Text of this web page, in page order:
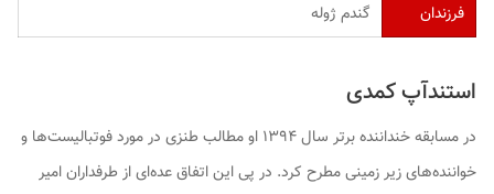
فرزندان گندم ژوله
استندآپ کمدی
در مسابقه خنداننده برتر سال ۱۳۹۴ او مطالب طنزی در مورد فوتبالیست‌ها و
خواننده‌های زیر زمینی مطرح کرد. در پی این اتفاق عده‌ای از طرفداران امیر